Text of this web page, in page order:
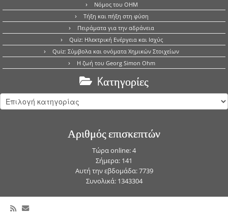
Νόμος του OHM
Τήξη και πήξη στη φύση
Πειράματα για την αδράνεια
Quiz: Ηλεκτρική Ενέργεια και Ισχύς
Quiz: Σύμβολα και ονόματα Χημικών Στοιχείων
Η ζωή του Georg Simon Ohm
Kατηγορίες
Kατηγορίες
Αριθμός επισκεπτών
Τώρα online: 4
Σήμερα: 141
Αυτή την εβδομάδα: 7739
Συνολικά: 1343304